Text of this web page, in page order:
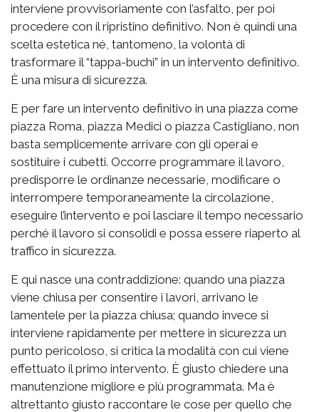
interviene provvisoriamente con l’asfalto, per poi
procedere con il ripristino definitivo. Non è quindi una
scelta estetica né, tantomeno, la volontà di
trasformare il “tappa-buchi” in un intervento definitivo.
È una misura di sicurezza.
E per fare un intervento definitivo in una piazza come
piazza Roma, piazza Medici o piazza Castigliano, non
basta semplicemente arrivare con gli operai e
sostituire i cubetti. Occorre programmare il lavoro,
predisporre le ordinanze necessarie, modificare o
interrompere temporaneamente la circolazione,
eseguire l’intervento e poi lasciare il tempo necessario
perché il lavoro si consolidi e possa essere riaperto al
traffico in sicurezza.
E qui nasce una contraddizione: quando una piazza
viene chiusa per consentire i lavori, arrivano le
lamentele per la piazza chiusa; quando invece si
interviene rapidamente per mettere in sicurezza un
punto pericoloso, si critica la modalità con cui viene
effettuato il primo intervento. È giusto chiedere una
manutenzione migliore e più programmata. Ma è
altrettanto giusto raccontare le cose per quello che